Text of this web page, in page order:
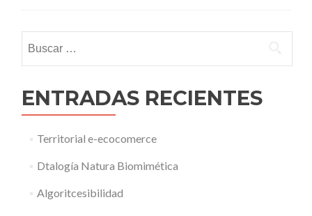
ENTRADAS RECIENTES
Territorial e-ecocomerce
Dtalogía Natura Biomimética
Algoritcesibilidad